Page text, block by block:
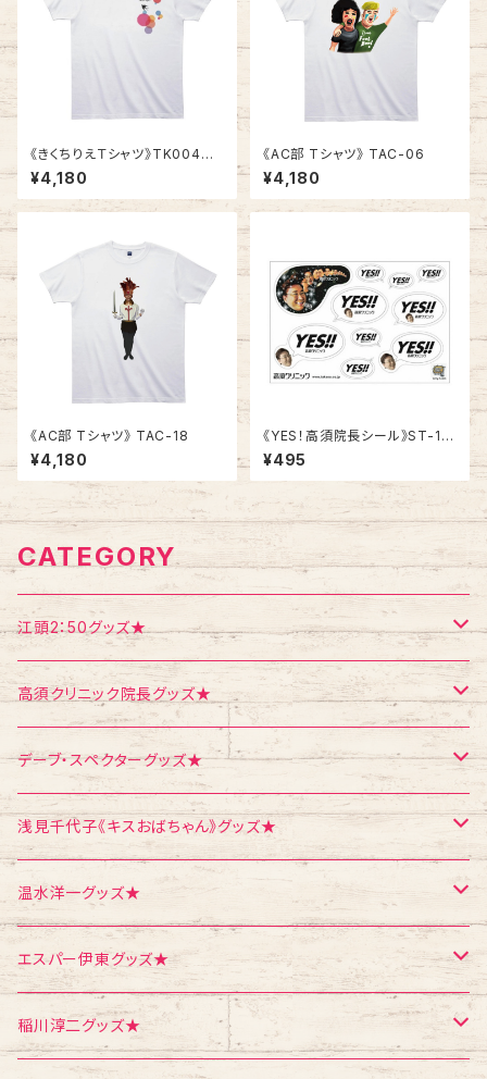
《きくちりえＴシャツ》TK004
／ ツバメ2
¥4,180
《AC部 Tシャツ》 TAC-06
¥4,180
《AC部 Tシャツ》 TAC-18
¥4,180
《YES！高須院長シール》ST-1
／ 白柄１シート
¥495
CATEGORY
江頭2：50グッズ★
Tシャツ
エコバッグ
ポストカード
ポスター
クリスマス
お面
高須クリニック院長グッズ★
Tシャツ
ポストカード
シール
メモ帳
CD
デーブ・スペクターグッズ★
ポストカード
浅見千代子《キスおばちゃん》グッズ★
Tシャツ
ポストカード
温水洋一グッズ★
ポスター
ポストカード
エスパー伊東グッズ★
Tシャツ
稲川淳二グッズ★